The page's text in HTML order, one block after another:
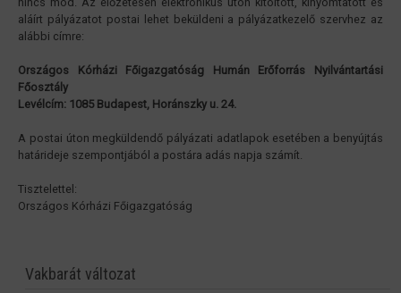
aláírt pályázatot postai lehet beküldeni a pályázatkezelő szervhez az
alábbi címre:
Országos Kórházi Főigazgatóság Humán Erőforrás Nyilvántartási
Főosztály
Levélcím: 1085 Budapest, Horánszky u. 24.
A postai úton megküldendő pályázati adatlapok esetében a benyújtás
határideje szempontjából a postára adás napja számít.
Tisztelettel:
Országos Kórházi Főigazgatóság
Vakbarát változat